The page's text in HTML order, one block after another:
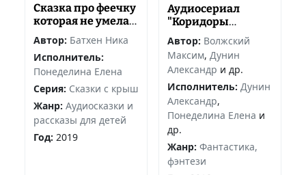
Сказка про феечку
которая не умела
любить
Автор: Батхен Ника
Исполнитель:
Понеделина Елена
Серия: Сказки с крыш
Жанр: Аудиосказки и
рассказы для детей
Год: 2019
Аудиосериал
"Коридоры
судьбы"
Автор: Волжский
Максим, Дунин
Александр и др.
Исполнитель: Дунин
Александр,
Понеделина Елена и
др.
Жанр: Фантастика,
фэнтези